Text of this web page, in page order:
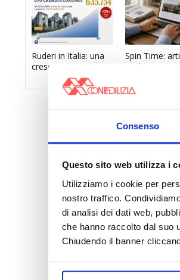
Consenso
Questo sito web utilizza i
Utilizziamo i cookie per
nostro traffico.
di analisi dei dati web,
che hanno raccolto dal suo
Chiudendo il banner
Ruderi in Italia: una
crescita continua
Spin Time:
su Il Tempo